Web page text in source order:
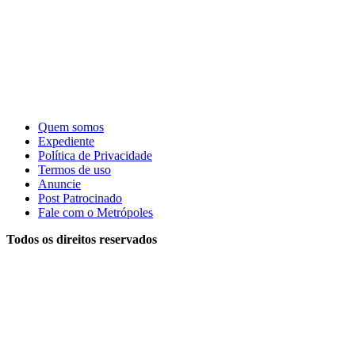
Quem somos
Expediente
Política de Privacidade
Termos de uso
Anuncie
Post Patrocinado
Fale com o Metrópoles
Todos os direitos reservados